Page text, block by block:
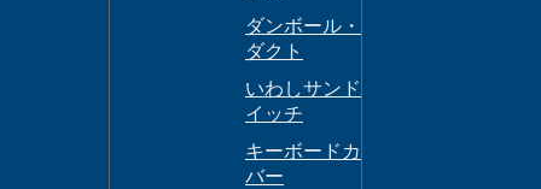
ダンボール・
ダクト
いわしサンド
イッチ
キーボードカ
バー